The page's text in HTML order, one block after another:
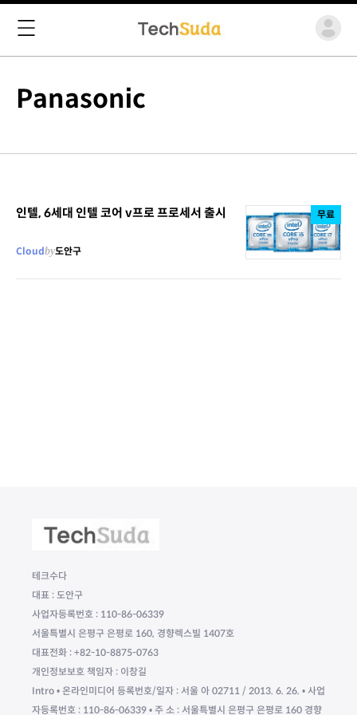
Panasonic
인텔, 6세대 인텔 코어 v프로 프로세서 출시
Cloudby도안구
무료
테크수다
대표 : 도안구
사업자등록번호 : 110-86-06339
서울특별시 은평구 은평로 160, 경향렉스빌 1407호
대표전화 : +82-10-8875-0763
개인정보보호 책임자 : 이창길
Intro • 온라인미디어 등록번호/일자 : 서울 아 02711 / 2013. 6. 26. • 사업
자등록번호 : 110-86-06339 • 주 소 : 서울특별시 은평구 은평로 160 경향